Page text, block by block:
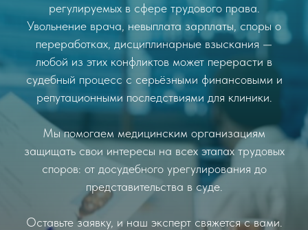
регулируемых в сфере трудового права.
Увольнение врача, невыплата зарплаты, споры о
переработках, дисциплинарные взыскания —
любой из этих конфликтов может перерасти в
судебный процесс с серьёзными финансовыми и
репутационными последствиями для клиники.
Мы помогаем медицинским организациям
защищать свои интересы на всех этапах трудовых
споров: от досудебного урегулирования до
представительства в суде.
Оставьте заявку, и наш эксперт свяжется с вами.